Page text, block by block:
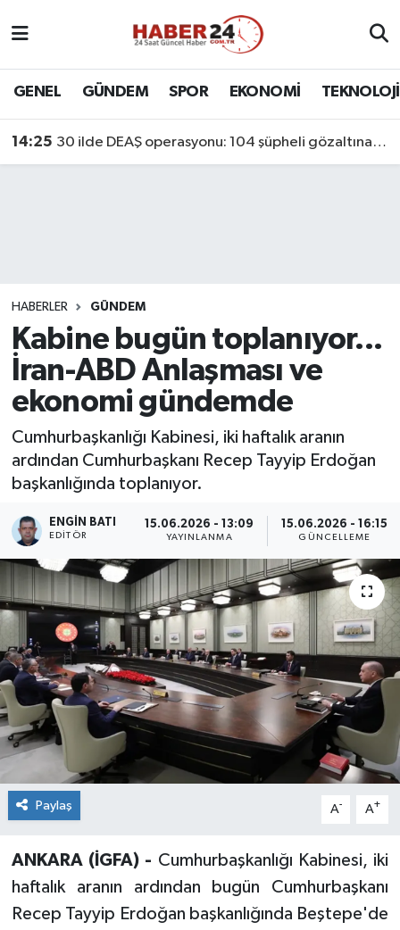
GENEL GÜNDEM SPOR EKONOMİ TEKNOLOJİ
14:25 30 ilde DEAŞ operasyonu: 104 şüpheli gözaltına alındı
HABERLER GÜNDEM
Kabine bugün toplanıyor...
İran-ABD Anlaşması ve
ekonomi gündemde
Cumhurbaşkanlığı Kabinesi, iki haftalık aranın
ardından Cumhurbaşkanı Recep Tayyip Erdoğan
başkanlığında toplanıyor.
ENGIN BATI
EDITÖR
15.06.2026 - 13:09
YAYINLANMA
15.06.2026 - 16:15
GÜNCELLEME
Paylaş A- A+
ANKARA (İGFA) - Cumhurbaşkanlığı Kabinesi, iki
haftalık aranın ardından bugün Cumhurbaşkanı
Recep Tayyip Erdoğan başkanlığında Beştepe'de
Nöbetçi Eczaneler
Son Dakika Haberleri
Haber Arşivi